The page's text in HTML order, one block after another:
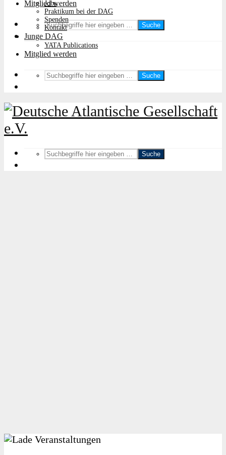
Mitglied werden
Suche
Jobs
Praktikum bei der DAG
Spenden
Kontakt
Junge DAG
YATA Publications
Mitglied werden
Suche
Suche